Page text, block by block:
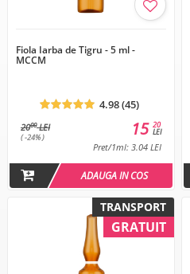
Fiola Iarba de Tigru - 5 ml -
MCCM
4.98 (45)
2000LEI
( -24% )
20
LEI
15
Pret/1ml: 3.04 LEI
ADAUGA IN COS
TRANSPORT
GRATUIT